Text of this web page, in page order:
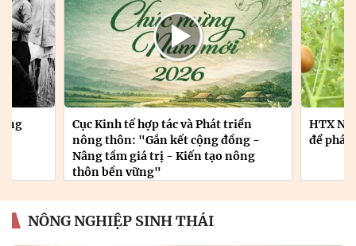
HTX Nông nghiệp Việt Nam: Bứt phá
để phát triển bền vững
VIỆT
BẢN
NÔNG NGHIỆP SINH THÁI